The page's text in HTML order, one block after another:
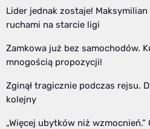
Lider jednak zostaje!
ruchami na starcie ligi
Zamkowa już bez samochodów.
mnogością propozycji!
Zginął tragicznie podczas rejsu.
kolejny
„Więcej ubytków niż